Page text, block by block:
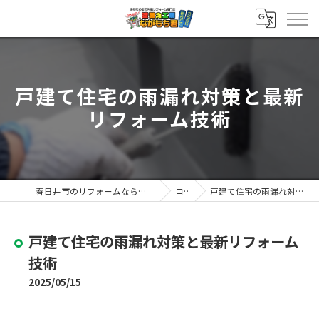
戸建て住宅の雨漏れ対策と最新
リフォーム技術
春日井市のリフォームなら塗替え工房ながもち君 春日井店 コラム 戸建て住宅の雨漏れ対策と最新リフォーム技術
戸建て住宅の雨漏れ対策と最新リフォーム
技術
2025/05/15